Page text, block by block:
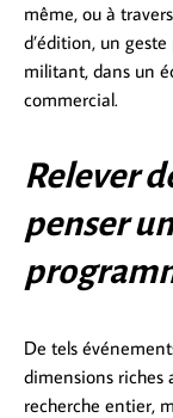
même, ou à
d’édition, un
militant, dans un
commercial.
Relever
penser
De tels
dimensions riches
recherche entier,